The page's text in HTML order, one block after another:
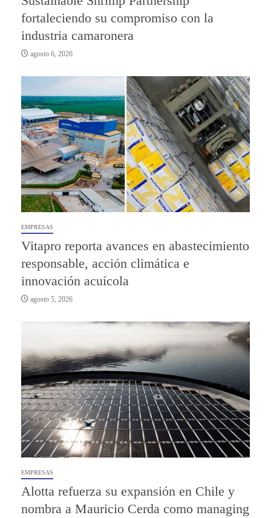
fortaleciendo su compromiso con la
industria camaronera
agosto 6, 2026
EMPRESAS
Vitapro reporta avances en abastecimiento
responsable, acción climática e
innovación acuícola
agosto 5, 2026
EMPRESAS
Alotta refuerza su expansión en Chile y
nombra a Mauricio Cerda como managing